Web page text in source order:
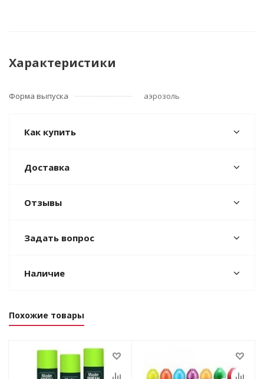
Характеристики
Форма выпуска аэрозоль
Как купить
Доставка
Отзывы
Задать вопрос
Наличие
Похожие товары